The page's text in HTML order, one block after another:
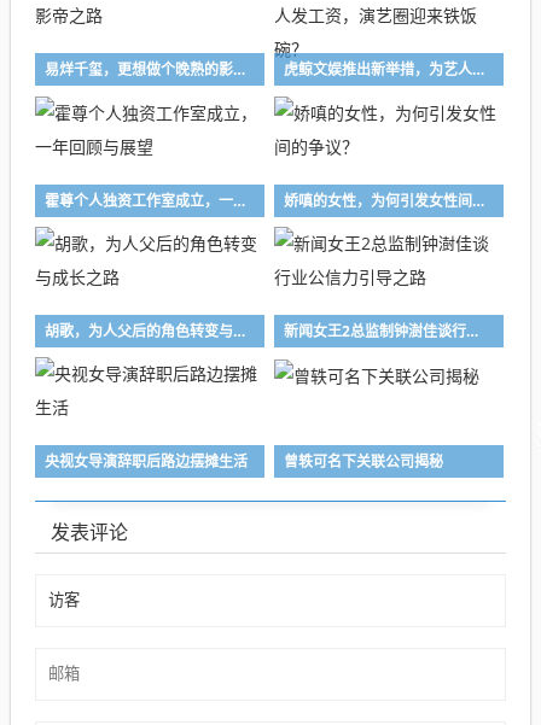
易烊千玺，更想做个晚熟的影帝之路 虎鲸文娱推出新举措，为艺人发工资，演艺圈迎来铁饭碗？
霍尊个人独资工作室成立，一年回顾与展望 娇嗔的女性，为何引发女性间的争议？
胡歌，为人父后的角色转变与成长之路 新闻女王2总监制钟澍佳谈行业公信力引导之路
央视女导演辞职后路边摆摊生活 曾轶可名下关联公司揭秘
发表评论